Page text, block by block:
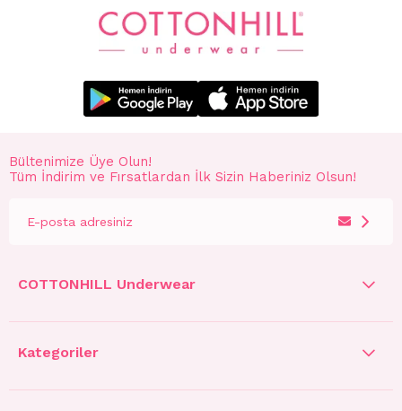
Bültenimize Üye Olun!
Tüm İndirim ve Fırsatlardan İlk Sizin Haberiniz Olsun!
COTTONHILL Underwear
Kategoriler